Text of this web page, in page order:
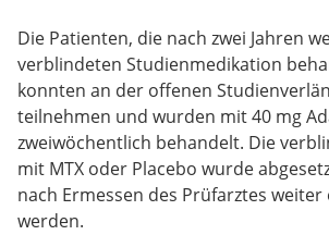
Die Patienten, die nach zwei Jahren
verblindeten Studienmedikation
konnten an der offenen
teilnehmen und wurden mit 40 mg
zweiwöchentlich behandelt. Die
mit MTX oder Placebo wurde
nach Ermessen des Prüfarztes weiter
werden.